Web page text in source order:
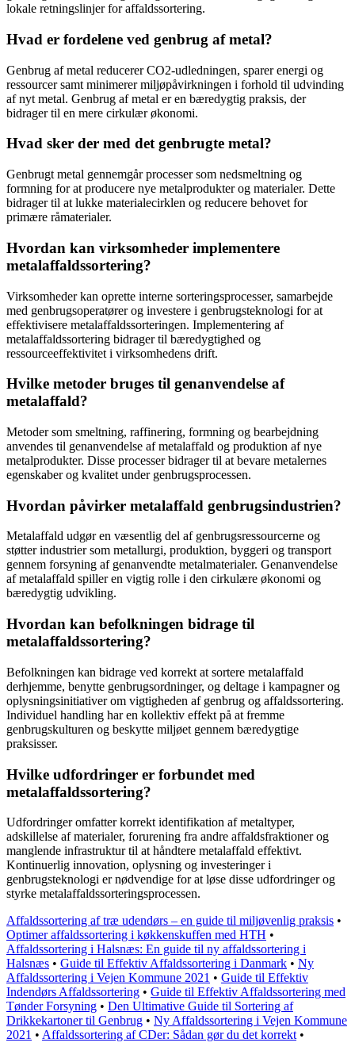
lokale retningslinjer for affaldssortering.
Hvad er fordelene ved genbrug af metal?
Genbrug af metal reducerer CO2-udledningen, sparer energi og
ressourcer samt minimerer miljøpåvirkningen i forhold til udvinding
af nyt metal. Genbrug af metal er en bæredygtig praksis, der
bidrager til en mere cirkulær økonomi.
Hvad sker der med det genbrugte metal?
Genbrugt metal gennemgår processer som nedsmeltning og
formning for at producere nye metalprodukter og materialer. Dette
bidrager til at lukke materialecirklen og reducere behovet for
primære råmaterialer.
Hvordan kan virksomheder implementere
metalaffaldssortering?
Virksomheder kan oprette interne sorteringsprocesser, samarbejde
med genbrugsoperatører og investere i genbrugsteknologi for at
effektivisere metalaffaldssorteringen. Implementering af
metalaffaldssortering bidrager til bæredygtighed og
ressourceeffektivitet i virksomhedens drift.
Hvilke metoder bruges til genanvendelse af
metalaffald?
Metoder som smeltning, raffinering, formning og bearbejdning
anvendes til genanvendelse af metalaffald og produktion af nye
metalprodukter. Disse processer bidrager til at bevare metalernes
egenskaber og kvalitet under genbrugsprocessen.
Hvordan påvirker metalaffald genbrugsindustrien?
Metalaffald udgør en væsentlig del af genbrugsressourcerne og
støtter industrier som metallurgi, produktion, byggeri og transport
gennem forsyning af genanvendte metalmaterialer. Genanvendelse
af metalaffald spiller en vigtig rolle i den cirkulære økonomi og
bæredygtig udvikling.
Hvordan kan befolkningen bidrage til
metalaffaldssortering?
Befolkningen kan bidrage ved korrekt at sortere metalaffald
derhjemme, benytte genbrugsordninger, og deltage i kampagner og
oplysningsinitiativer om vigtigheden af genbrug og affaldssortering.
Individuel handling har en kollektiv effekt på at fremme
genbrugskulturen og beskytte miljøet gennem bæredygtige
praksisser.
Hvilke udfordringer er forbundet med
metalaffaldssortering?
Udfordringer omfatter korrekt identifikation af metaltyper,
adskillelse af materialer, forurening fra andre affaldsfraktioner og
manglende infrastruktur til at håndtere metalaffald effektivt.
Kontinuerlig innovation, oplysning og investeringer i
genbrugsteknologi er nødvendige for at løse disse udfordringer og
styrke metalaffaldssorteringsprocessen.
Affaldssortering af træ udendørs – en guide til miljøvenlig praksis •
Optimer affaldssortering i køkkenskuffen med HTH •
Affaldssortering i Halsnæs: En guide til ny affaldssortering i
Halsnæs • Guide til Effektiv Affaldssortering i Danmark • Ny
Affaldssortering i Vejen Kommune 2021 • Guide til Effektiv
Indendørs Affaldssortering • Guide til Effektiv Affaldssortering med
Tønder Forsyning • Den Ultimative Guide til Sortering af
Drikkekartoner til Genbrug • Ny Affaldssortering i Vejen Kommune
2021 • Affaldssortering af CDer: Sådan gør du det korrekt •